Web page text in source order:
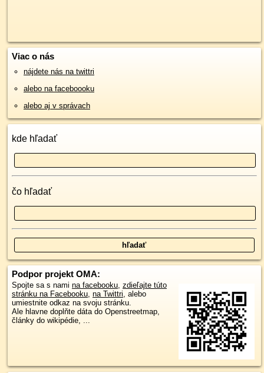
Viac o nás
nájdete nás na twittri
alebo na faceboooku
alebo aj v správach
kde hľadať
čo hľadať
Podpor projekt OMA:
Spojte sa s nami na facebooku, zdieľajte túto
stránku na Facebooku, na Twittri, alebo
umiestnite odkaz na svoju stránku.
Ale hlavne doplňte dáta do Openstreetmap,
články do wikipédie, ...